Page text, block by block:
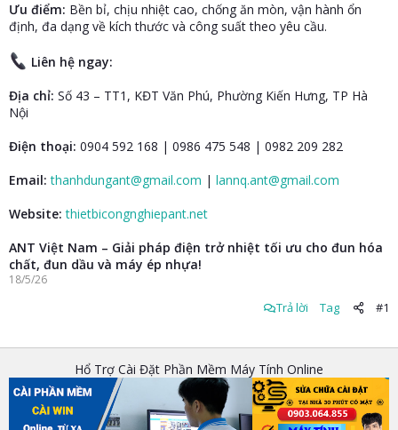
Ưu điểm: Bền bỉ, chịu nhiệt cao, chống ăn mòn, vận hành ổn
định, đa dạng về kích thước và công suất theo yêu cầu.
Liên hệ ngay:
Địa chỉ: Số 43 – TT1, KĐT Văn Phú, Phường Kiến Hưng, TP Hà
Nội
Điện thoại: 0904 592 168 | 0986 475 548 | 0982 209 282
Email: thanhdungant@gmail.com | lannq.ant@gmail.com
Website: thietbicongnghiepant.net
ANT Việt Nam – Giải pháp điện trở nhiệt tối ưu cho đun hóa
chất, đun dầu và máy ép nhựa!
18/5/26
Trả lời Tag #1
Hổ Trợ Cài Đặt Phần Mềm Máy Tính Online